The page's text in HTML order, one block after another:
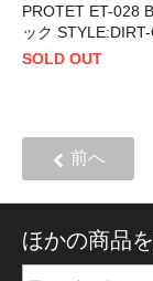
PROTET ET-028
ック
SOLD OUT
前へ
ほかの商品